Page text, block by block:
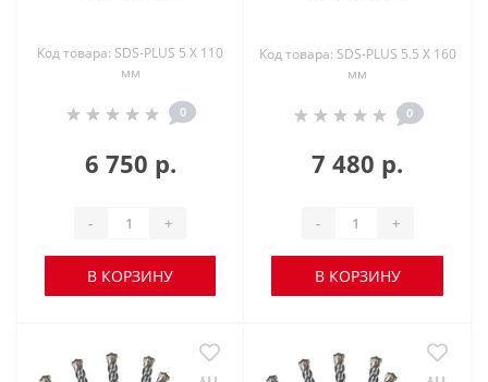
Код товара: SDS-PLUS 5 X 110
мм
0
6 750 р.
- +
В КОРЗИНУ
Код товара: SDS-PLUS 5.5 X 160
мм
0
7 480 р.
- +
В КОРЗИНУ